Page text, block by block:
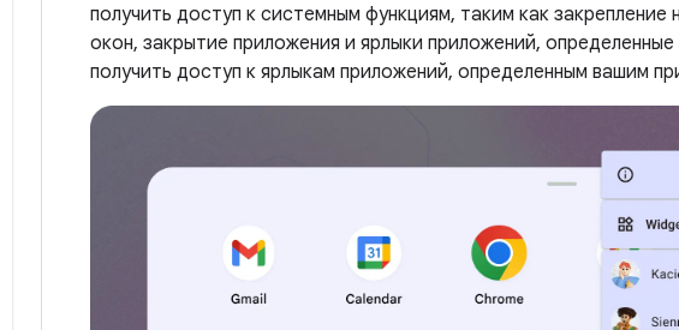
получить доступ к системным функциям, таким как закрепление
окон, закрытие приложения и ярлыки приложений,
получить доступ к ярлыкам приложений, определенным вашим